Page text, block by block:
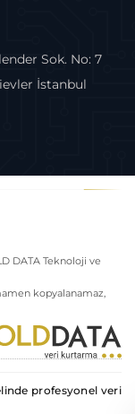
Sok. No: 7
İstanbul
DATA Teknoloji ve
kopyalanamaz,
profesyonel veri